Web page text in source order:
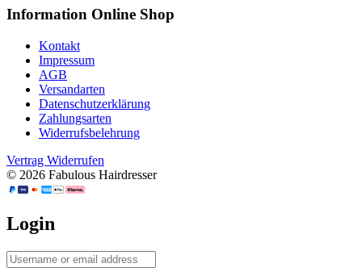
Information Online Shop
Kontakt
Impressum
AGB
Versandarten
Datenschutzerklärung
Zahlungsarten
Widerrufsbelehrung
Vertrag Widerrufen
© 2026 Fabulous Hairdresser
Login